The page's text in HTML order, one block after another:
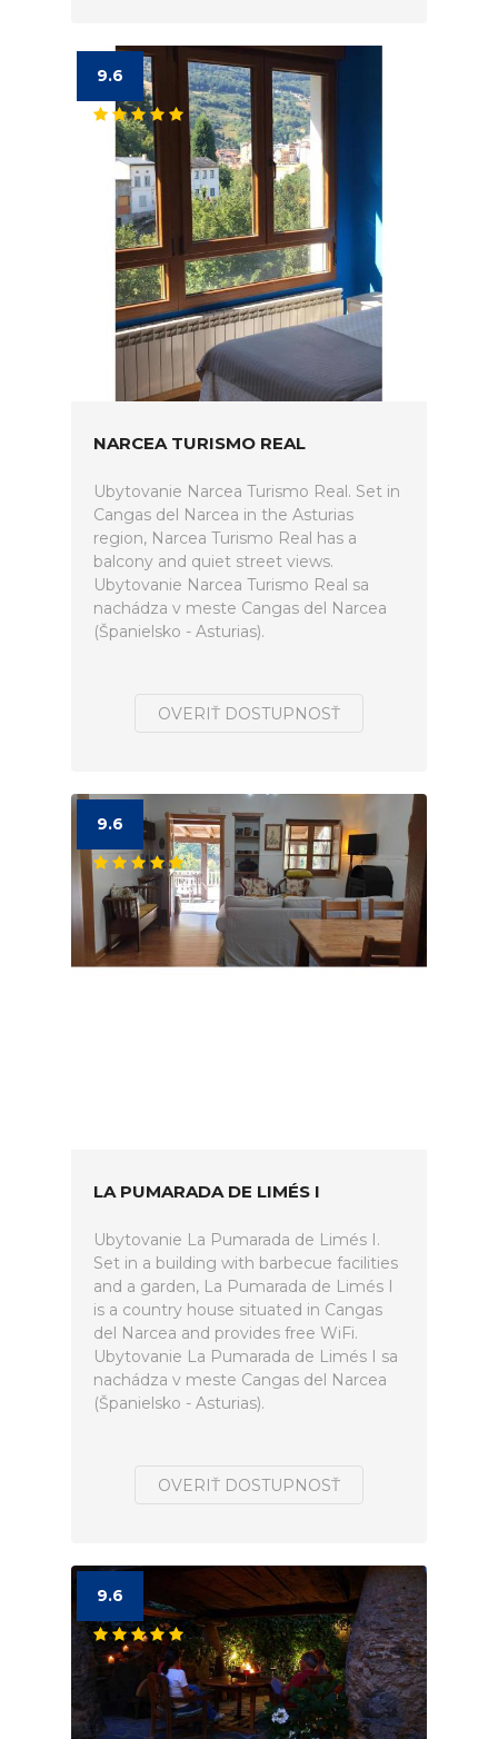
9.6
NARCEA TURISMO REAL
Ubytovanie Narcea Turismo Real. Set in
Cangas del Narcea in the Asturias
region, Narcea Turismo Real has a
balcony and quiet street views.
Ubytovanie Narcea Turismo Real sa
nachádza v meste Cangas del Narcea
(Španielsko - Asturias).
OVERIŤ DOSTUPNOSŤ
9.6
LA PUMARADA DE LIMÉS I
Ubytovanie La Pumarada de Limés I.
Set in a building with barbecue facilities
and a garden, La Pumarada de Limés I
is a country house situated in Cangas
del Narcea and provides free WiFi.
Ubytovanie La Pumarada de Limés I sa
nachádza v meste Cangas del Narcea
(Španielsko - Asturias).
OVERIŤ DOSTUPNOSŤ
9.6